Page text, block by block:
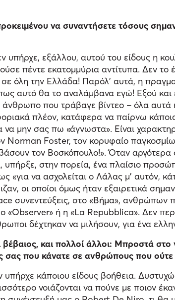
να συναντήσετε τόσους
υπήρχε, εξάλλου, αυτού του είδους η
πέντε εκατομμύρια αντίτυπα. Δεν το
σε όλη την Ελλάδα! Παρόλ’ αυτά, η
αυτό θα το αναλάμβανα εγώ! Εξού
που τράβαγε βίντεο – όλα
πλέον, κατάφερα να παίρνω
μην σας πω «άγνωστα». Είναι
Foster, τον κορυφαίο
τον Βοσκόπουλο!». Όταν
υπήρξε, στην πορεία, ένα πλαίσιο
«για να ασχολείται ο Λάλας μ’ αυτόν,
οι οποίοι όμως ήταν εξαιρετικά
στο «Βήμα», ανθρώπων
ή η «La Repubblica». Δεν
δέχτηκαν να μιλήσουν, για ένα
και πολλοί άλλοι: Μπροστά
σας που κάνατε σε ανθρώπους που
κάποιου είδους βοήθεια.
νοιάζονται να πούνε με ποιον